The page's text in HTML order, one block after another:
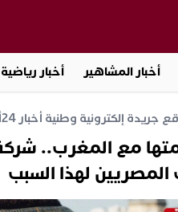
أخبار المشاهير أخبار رياضية
جريدة إلكترونية وطنية أخبار 24
مع المغرب..
لهذا السبب